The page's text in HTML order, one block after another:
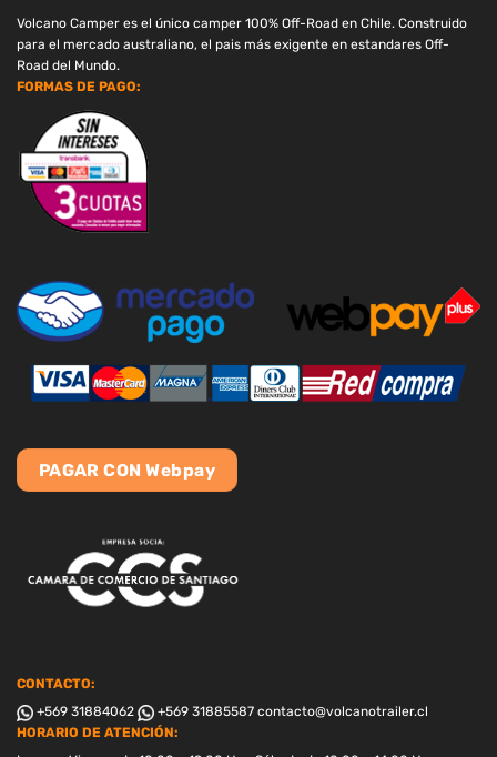
Volcano Camper es el único camper 100% Off-Road en Chile. Construido
para el mercado australiano, el pais más exigente en estandares Off-
Road del Mundo.
FORMAS DE PAGO:
PAGAR CON Webpay
CONTACTO:
+569 31884062
+569 31885587 contacto@volcanotrailer.cl
HORARIO DE ATENCIÓN: